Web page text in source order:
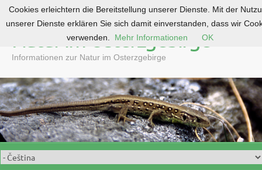
o
c
o
n
t
e
n
Natur im Osterzgebirge
Informationen zur Natur im Osterzgebirge
Cookies erleichtern die Bereitstellung unserer Dienste. Mit der
unserer Dienste erklären Sie sich damit einverstanden, dass wir
verwenden.
Mehr Informationen OK